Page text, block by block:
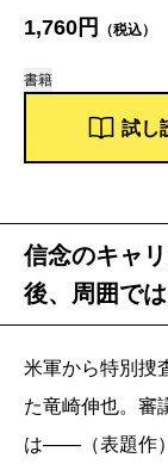
1,760円 （税込）
書籍
試し
信念のキャ
後、周囲で
米軍から特別捜
た竜崎伸也。審
は――（表題作